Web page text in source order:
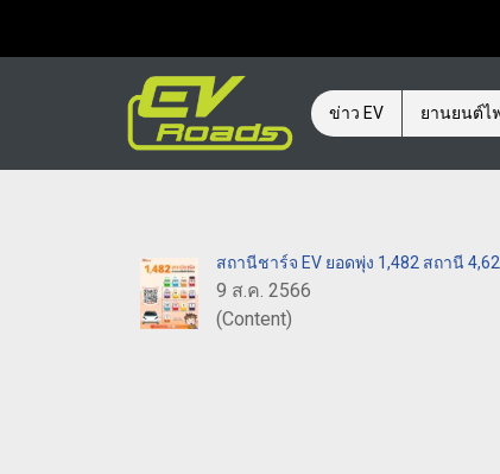
ข่าว EV ยานยนต์ไ
สถานีชาร์จ EV ยอดพุ่ง 1,482 สถานี
9 ส.ค. 2566
(Content)